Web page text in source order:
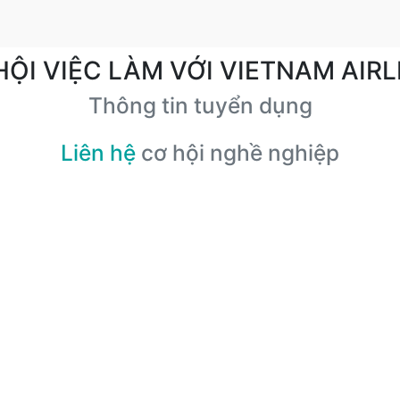
VIỆC LÀM VỚI VIETNAM
Thông tin tuyển dụng
Liên hệ cơ hội nghề nghiệp